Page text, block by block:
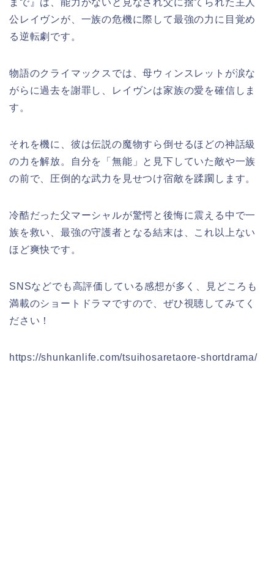
公レイヴンが、一族の危機に際して最強の力に目覚め
る逆転劇です。
物語のクライマックスでは、母ウィンスレットが涙な
がらに過去を謝罪し、レイヴンは家族の愛を確信しま
す。
それを機に、彼は伝説の魔物すら倒せるほどの神話級
の力を解放。自分を「無能」と見下していた敵や一族
の前で、圧倒的な武力を見せつけ宿敵を蹂躙します。
冷酷だった父マーシャルが驚愕と後悔に震える中で一
族を救い、最強の守護者となる結末は、これ以上ない
ほど爽快です。
SNSなどでも高評価している感想が多く、見どころも
満載のショートドラマですので、ぜひ視聴してみてく
ださい！
https://shunkanlife.com/tsuihosaretaore-shortdrama/